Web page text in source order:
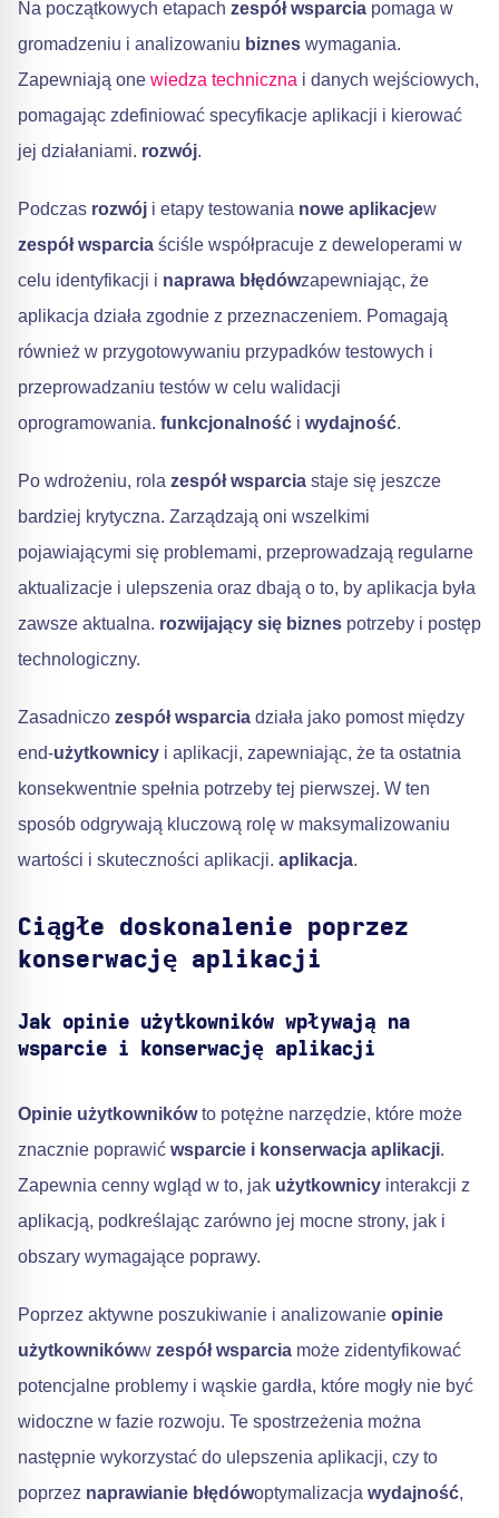
Na początkowych etapach zespół wsparcia pomaga w
gromadzeniu i analizowaniu biznes wymagania.
Zapewniają one wiedza techniczna i danych wejściowych,
pomagając zdefiniować specyfikacje aplikacji i kierować
jej działaniami. rozwój.
Podczas rozwój i etapy testowania nowe aplikacjew
zespół wsparcia ściśle współpracuje z deweloperami w
celu identyfikacji i naprawa błędówzapewniając, że
aplikacja działa zgodnie z przeznaczeniem. Pomagają
również w przygotowywaniu przypadków testowych i
przeprowadzaniu testów w celu walidacji
oprogramowania. funkcjonalność i wydajność.
Po wdrożeniu, rola zespół wsparcia staje się jeszcze
bardziej krytyczna. Zarządzają oni wszelkimi
pojawiającymi się problemami, przeprowadzają regularne
aktualizacje i ulepszenia oraz dbają o to, by aplikacja była
zawsze aktualna. rozwijający się biznes potrzeby i postęp
technologiczny.
Zasadniczo zespół wsparcia działa jako pomost między
end-użytkownicy i aplikacji, zapewniając, że ta ostatnia
konsekwentnie spełnia potrzeby tej pierwszej. W ten
sposób odgrywają kluczową rolę w maksymalizowaniu
wartości i skuteczności aplikacji. aplikacja.
Ciągłe doskonalenie poprzez
konserwację aplikacji
Jak opinie użytkowników wpływają na
wsparcie i konserwację aplikacji
Opinie użytkownikówto potężne narzędzie, które może
znacznie poprawić wsparcie i konserwacja aplikacji.
Zapewnia cenny wgląd w to, jak użytkownicy interakcji z
aplikacją, podkreślając zarówno jej mocne strony, jak i
obszary wymagające poprawy.
Poprzez aktywne poszukiwanie i analizowanie opinie
użytkownikóww zespół wsparcia może zidentyfikować
potencjalne problemy i wąskie gardła, które mogły nie być
widoczne w fazie rozwoju. Te spostrzeżenia można
następnie wykorzystać do ulepszenia aplikacji, czy to
poprzez naprawianie błędówoptymalizacja wydajność,